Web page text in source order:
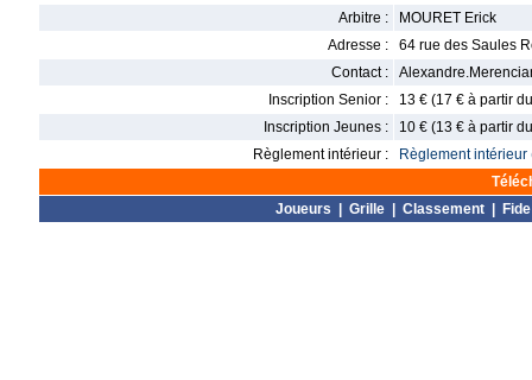
Arbitre :
MOURET Erick
Adresse :
64 rue des Saules
Contact :
Inscription Senior :
13 € (17 € à partir
Inscription Jeunes :
10 € (13 € à partir
Règlement intérieur :
Règlement intérieur
Joueurs
Grille Classement Fide